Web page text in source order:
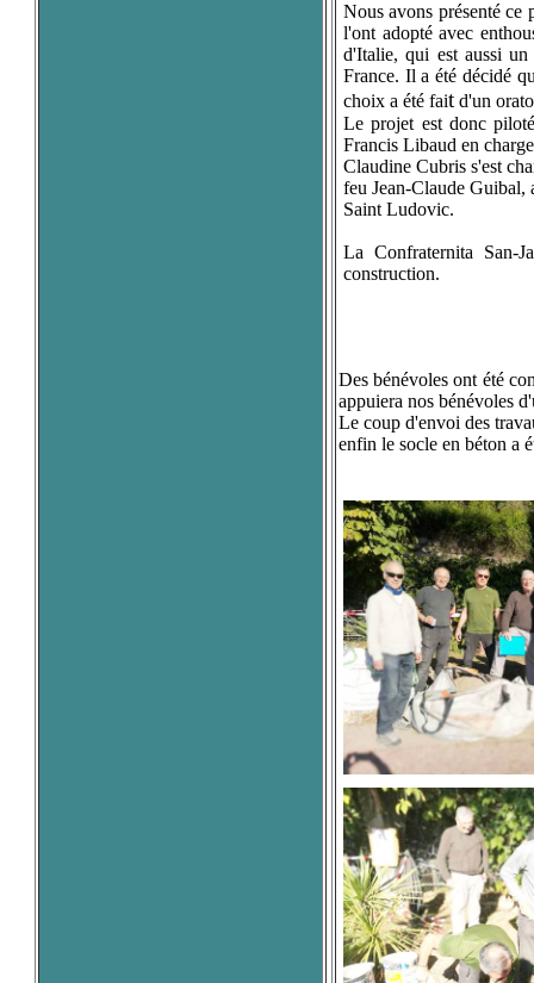
Nous avons présenté
l'ont adopté avec
d'Italie, qui est aussi
France. Il a été décidé
choix a été fait d'un
Le projet est donc
Francis Libaud en
Claudine Cubris s'est
feu Jean-Claude Guibal,
Saint Ludovic.
La Confraternita San-
construction.
Des bénévoles ont été
appuiera nos bénévoles
Le coup d'envoi des
enfin le socle en béton a